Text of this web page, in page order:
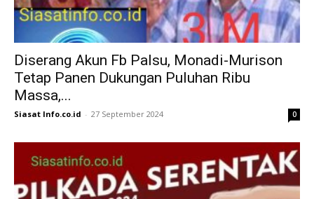
Diserang Akun Fb Palsu, Monadi-Murison
Tetap Panen Dukungan Puluhan Ribu
Massa,...
Siasat Info.co.id - 27 September 2024 0